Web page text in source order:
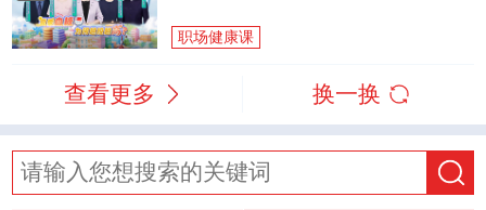
职场健康课
查看更多 换一换